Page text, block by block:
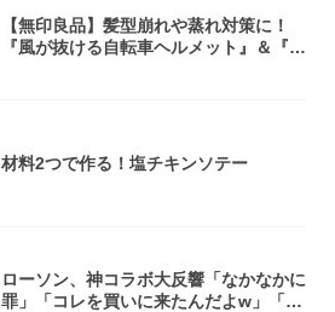
【無印良品】髪型崩れや蒸れ対策に！
『風が抜ける自転車ヘルメット』＆『2
材料2つで作る！塩チキンソテー
ローソン、神コラボ大反響「なかなかに
罪」「コレを買いに来たんだよw」「３